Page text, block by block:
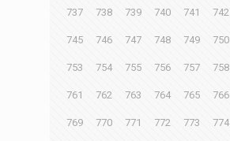
737 738 739 740 741 742
745 746 747 748 749 750
753 754 755 756 757 758
761 762 763 764 765 766
769 770 771 772 773 774